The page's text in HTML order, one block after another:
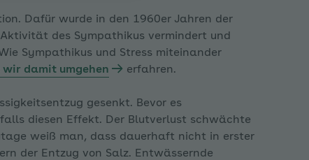
Dafür wurde in den 1960er Jahren der
des Sympathikus vermindert und
Sympathikus und Stress miteinander
wir damit umgehen erfahren.
gesenkt. Bevor es
diesen Effekt. Der Blutverlust schwächte
weiß man, dass dauerhaft nicht in erster
der Entzug von Salz. Entwässernde